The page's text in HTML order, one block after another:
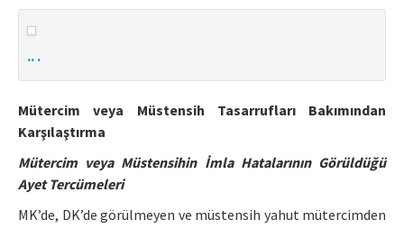
.. .
Mütercim veya Müstensih Tasarrufları Bakımından
Karşılaştırma
Mütercim veya Müstensihin İmla Hatalarının Görüldüğü
Ayet Tercümeleri
MK’de, DK’de görülmeyen ve müstensih yahut mütercimden